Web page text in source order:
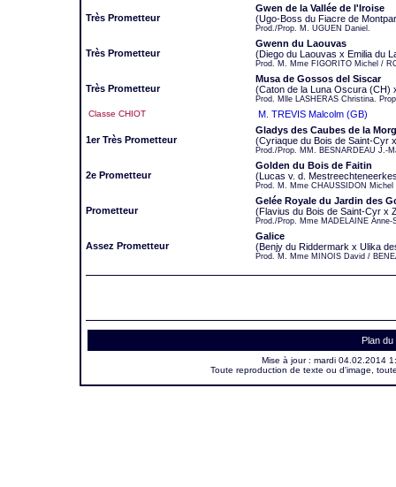
Très Prometteur
Gwen de la Vallée de l'Iroise
(Ugo-Boss du Fiacre de
Prod./Prop. M. UGUEN Daniel.
Très Prometteur
Gwenn du Laouvas
(Diego du Laouvas x Emilia du
Prod. M. Mme FIGORITO Michel /
Très Prometteur
Musa de Gossos del Siscar
(Caton de la Luna Oscura (CH)
Prod. Mlle LASHERAS Christina.
Classe CHIOT M. TREVIS Malcolm (GB)
1er Très Prometteur
Gladys des Caubes de la
(Cyriaque du Bois de Saint-Cyr
Prod./Prop. MM. BESNARDEAU J.-
2e Prometteur
Golden du Bois de Faitin
(Lucas v. d.
Prod. M. Mme CHAUSSIDON
Prometteur
Gelée Royale du Jardin des
(Flavius du Bois de Saint-Cyr x
Prod./Prop. Mme MADELAINE Anne-
Assez Prometteur
Galice
(Benjy du Riddermark x Ulika
Prod. M. Mme MINOIS David /
Plan du
Mise à jour : mardi 04.02.2014
Toute reproduction de texte ou d'image,